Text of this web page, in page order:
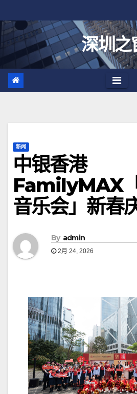
至
深圳之
新闻
中银香港
FamilyMAX
音乐会」新春
By admin
2月 24, 2026